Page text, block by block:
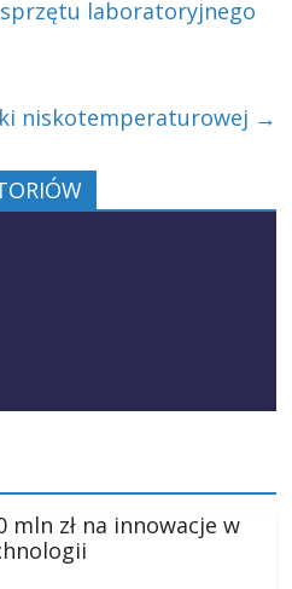
laboratoryjnego
niskotemperaturowej →
mln zł na innowacje w